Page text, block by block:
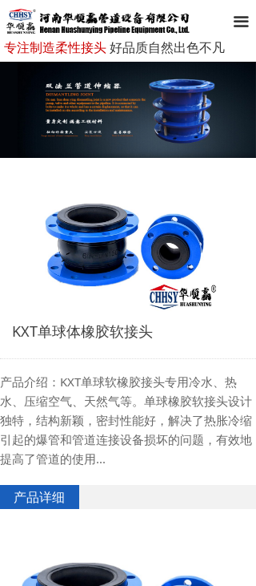
끀
网站首页
走进华顺赢
华顺赢产品
新闻资讯
成功案例
企业文化
在线留言
专注制造柔性接头好品质自然出色不凡
KXT单球体橡胶软接头
产品介绍：KXT单球软橡胶接头专用冷水、热
水、压缩空气、天然气等。单球橡胶软接头设计
独特，结构新颖，密封性能好，解决了热胀冷缩
引起的爆管和管道连接设备损坏的问题，有效地
提高了管道的使用...
产品详细